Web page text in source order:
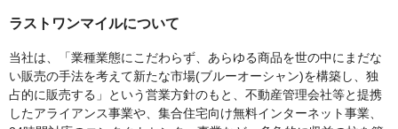
ラストワンマイルについて
当社は、「業種業態にこだわらず、あらゆる商品を世の中にまだな
い販売の手法を考えて新たな市場(ブルーオーシャン)を構築し、独
占的に販売する」という営業方針のもと、不動産管理会社等と提携
したアライアンス事業や、集合住宅向け無料インターネット事業、